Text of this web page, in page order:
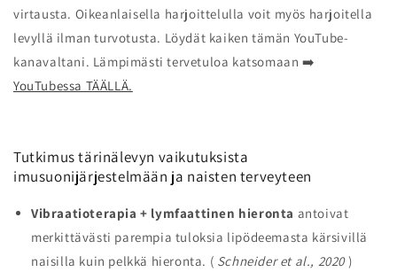
virtausta. Oikeanlaisella harjoittelulla voit myös harjoitella
levyllä ilman turvotusta. Löydät kaiken tämän YouTube-
kanavaltani. Lämpimästi tervetuloa katsomaan ➡️
YouTubessa TÄÄLLÄ.
Tutkimus tärinälevyn vaikutuksista
imusuonijärjestelmään ja naisten terveyteen
Vibraatioterapia + lymfaattinen hieronta antoivat
merkittävästi parempia tuloksia lipödeemasta kärsivillä
naisilla kuin pelkkä hieronta. ( Schneider et al., 2020)